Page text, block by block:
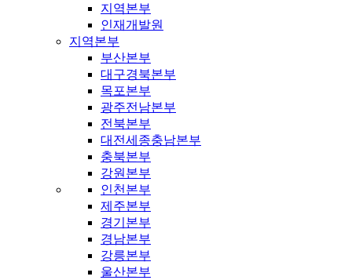
지역본부
인재개발원
지역본부
부산본부
대구경북본부
목포본부
광주전남본부
전북본부
대전세종충남본부
충북본부
강원본부
인천본부
제주본부
경기본부
경남본부
강릉본부
울산본부